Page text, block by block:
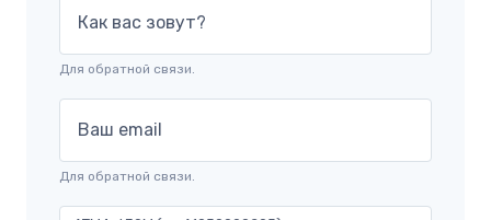
Как вас зовут?
Для обратной связи.
Ваш email
Для обратной связи.